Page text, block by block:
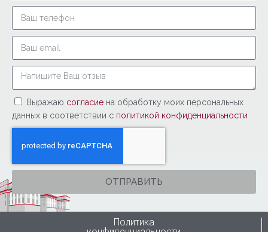
Выражаю согласие на обработку моих персональных
данных в соответствии с политикой конфиденциальности
ОТПРАВИТЬ
Политика